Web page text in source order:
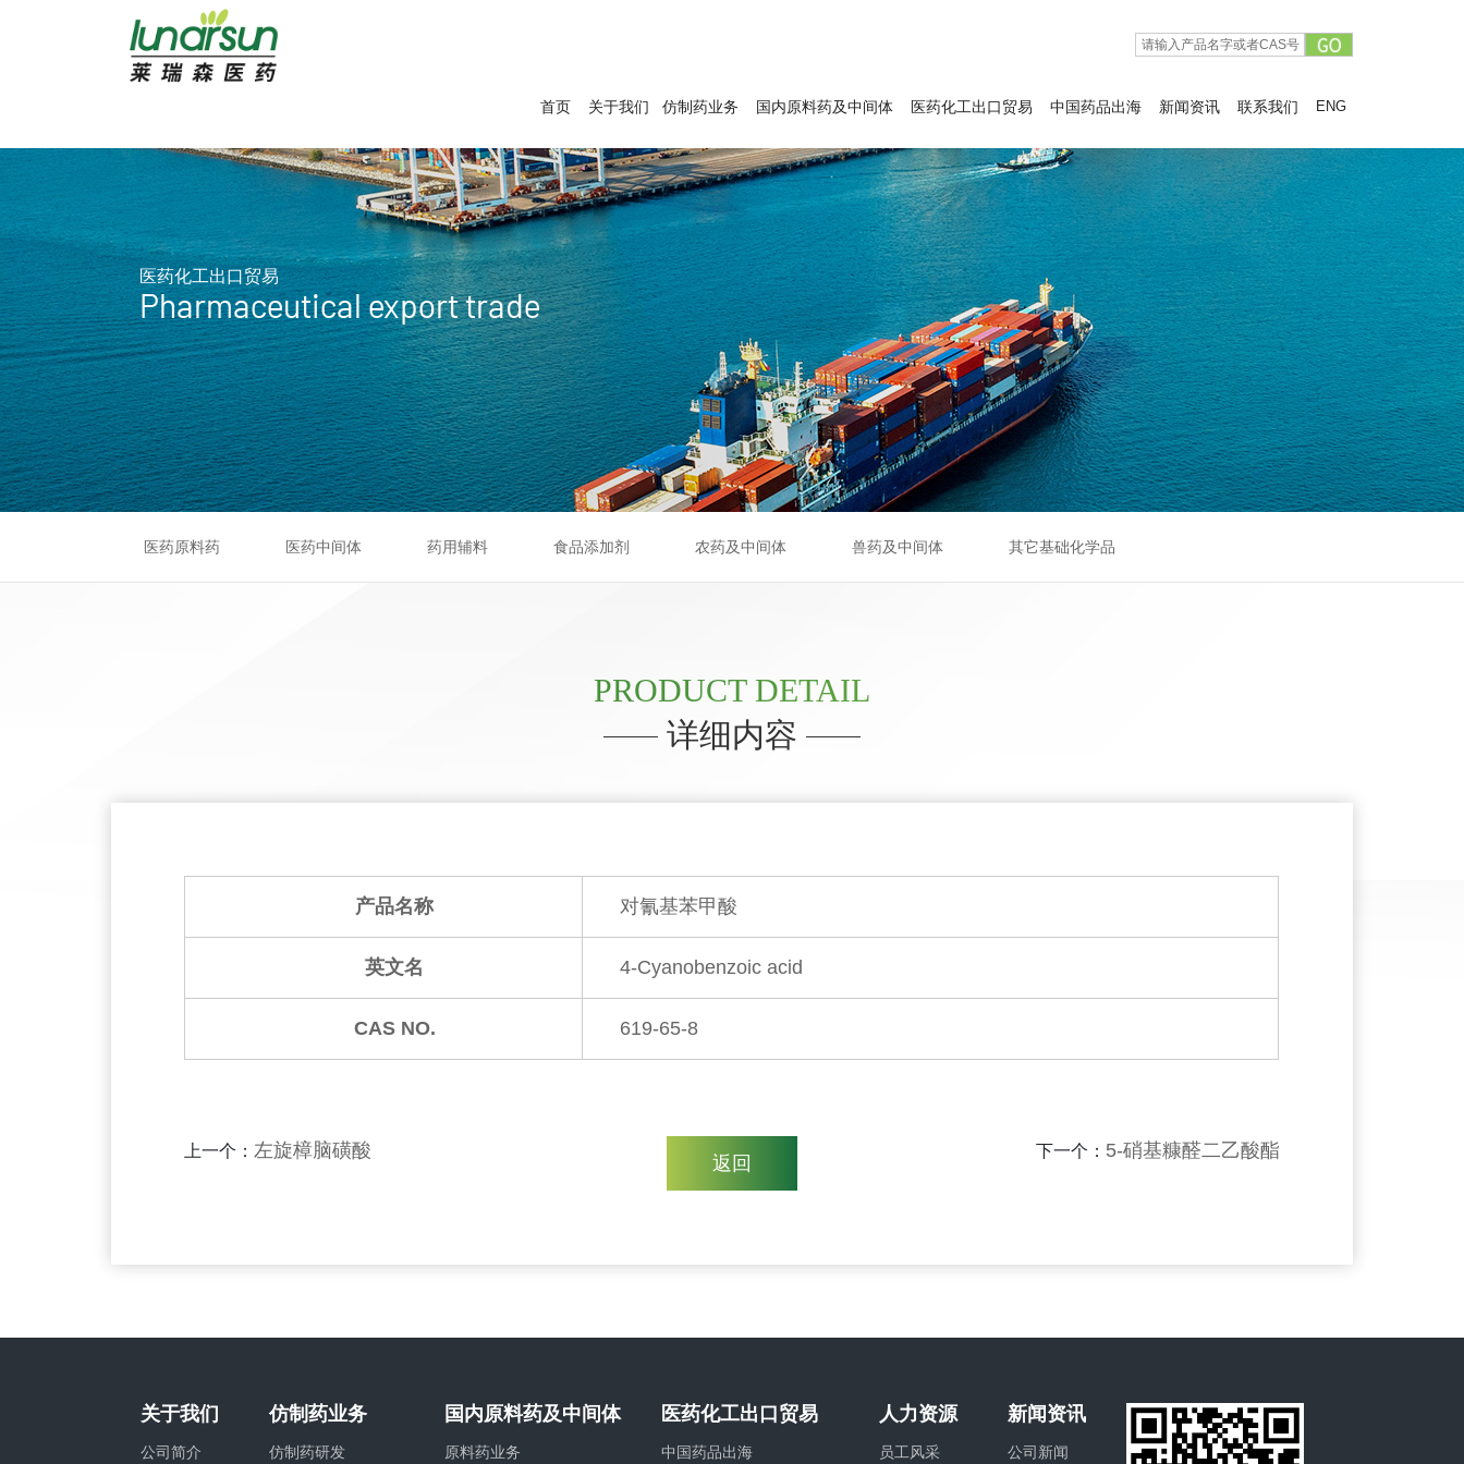
首页 关于我们 仿制药业务 国内原料药及中间体 医药化工出口贸易 中国药品出海 新闻资讯 联系我们 ENG
医药化工出口贸易
Pharmaceutical export trade
医药原料药 医药中间体 药用辅料 食品添加剂 农药及中间体 兽药及中间体 其它基础化学品
PRODUCT DETAIL
详细内容
产品名称 对氰基苯甲酸
英文名 4-Cyanobenzoic acid
CAS NO. 619-65-8
上一个：左旋樟脑磺酸
返回
下一个： 5-硝基糠醛二乙酸酯
关于我们
公司简介
仿制药业务
仿制药研发
国内原料药及中间体
原料药业务
医药化工出口贸易
中国药品出海
人力资源
员工风采
新闻资讯
公司新闻